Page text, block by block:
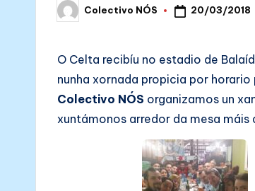
Posted
by
Colectivo NÓS 20/03/2018
O Celta recibíu no estadio de
nunha xornada propicia por
Colectivo NÓS organizamos un
xuntámonos arredor da mesa máis